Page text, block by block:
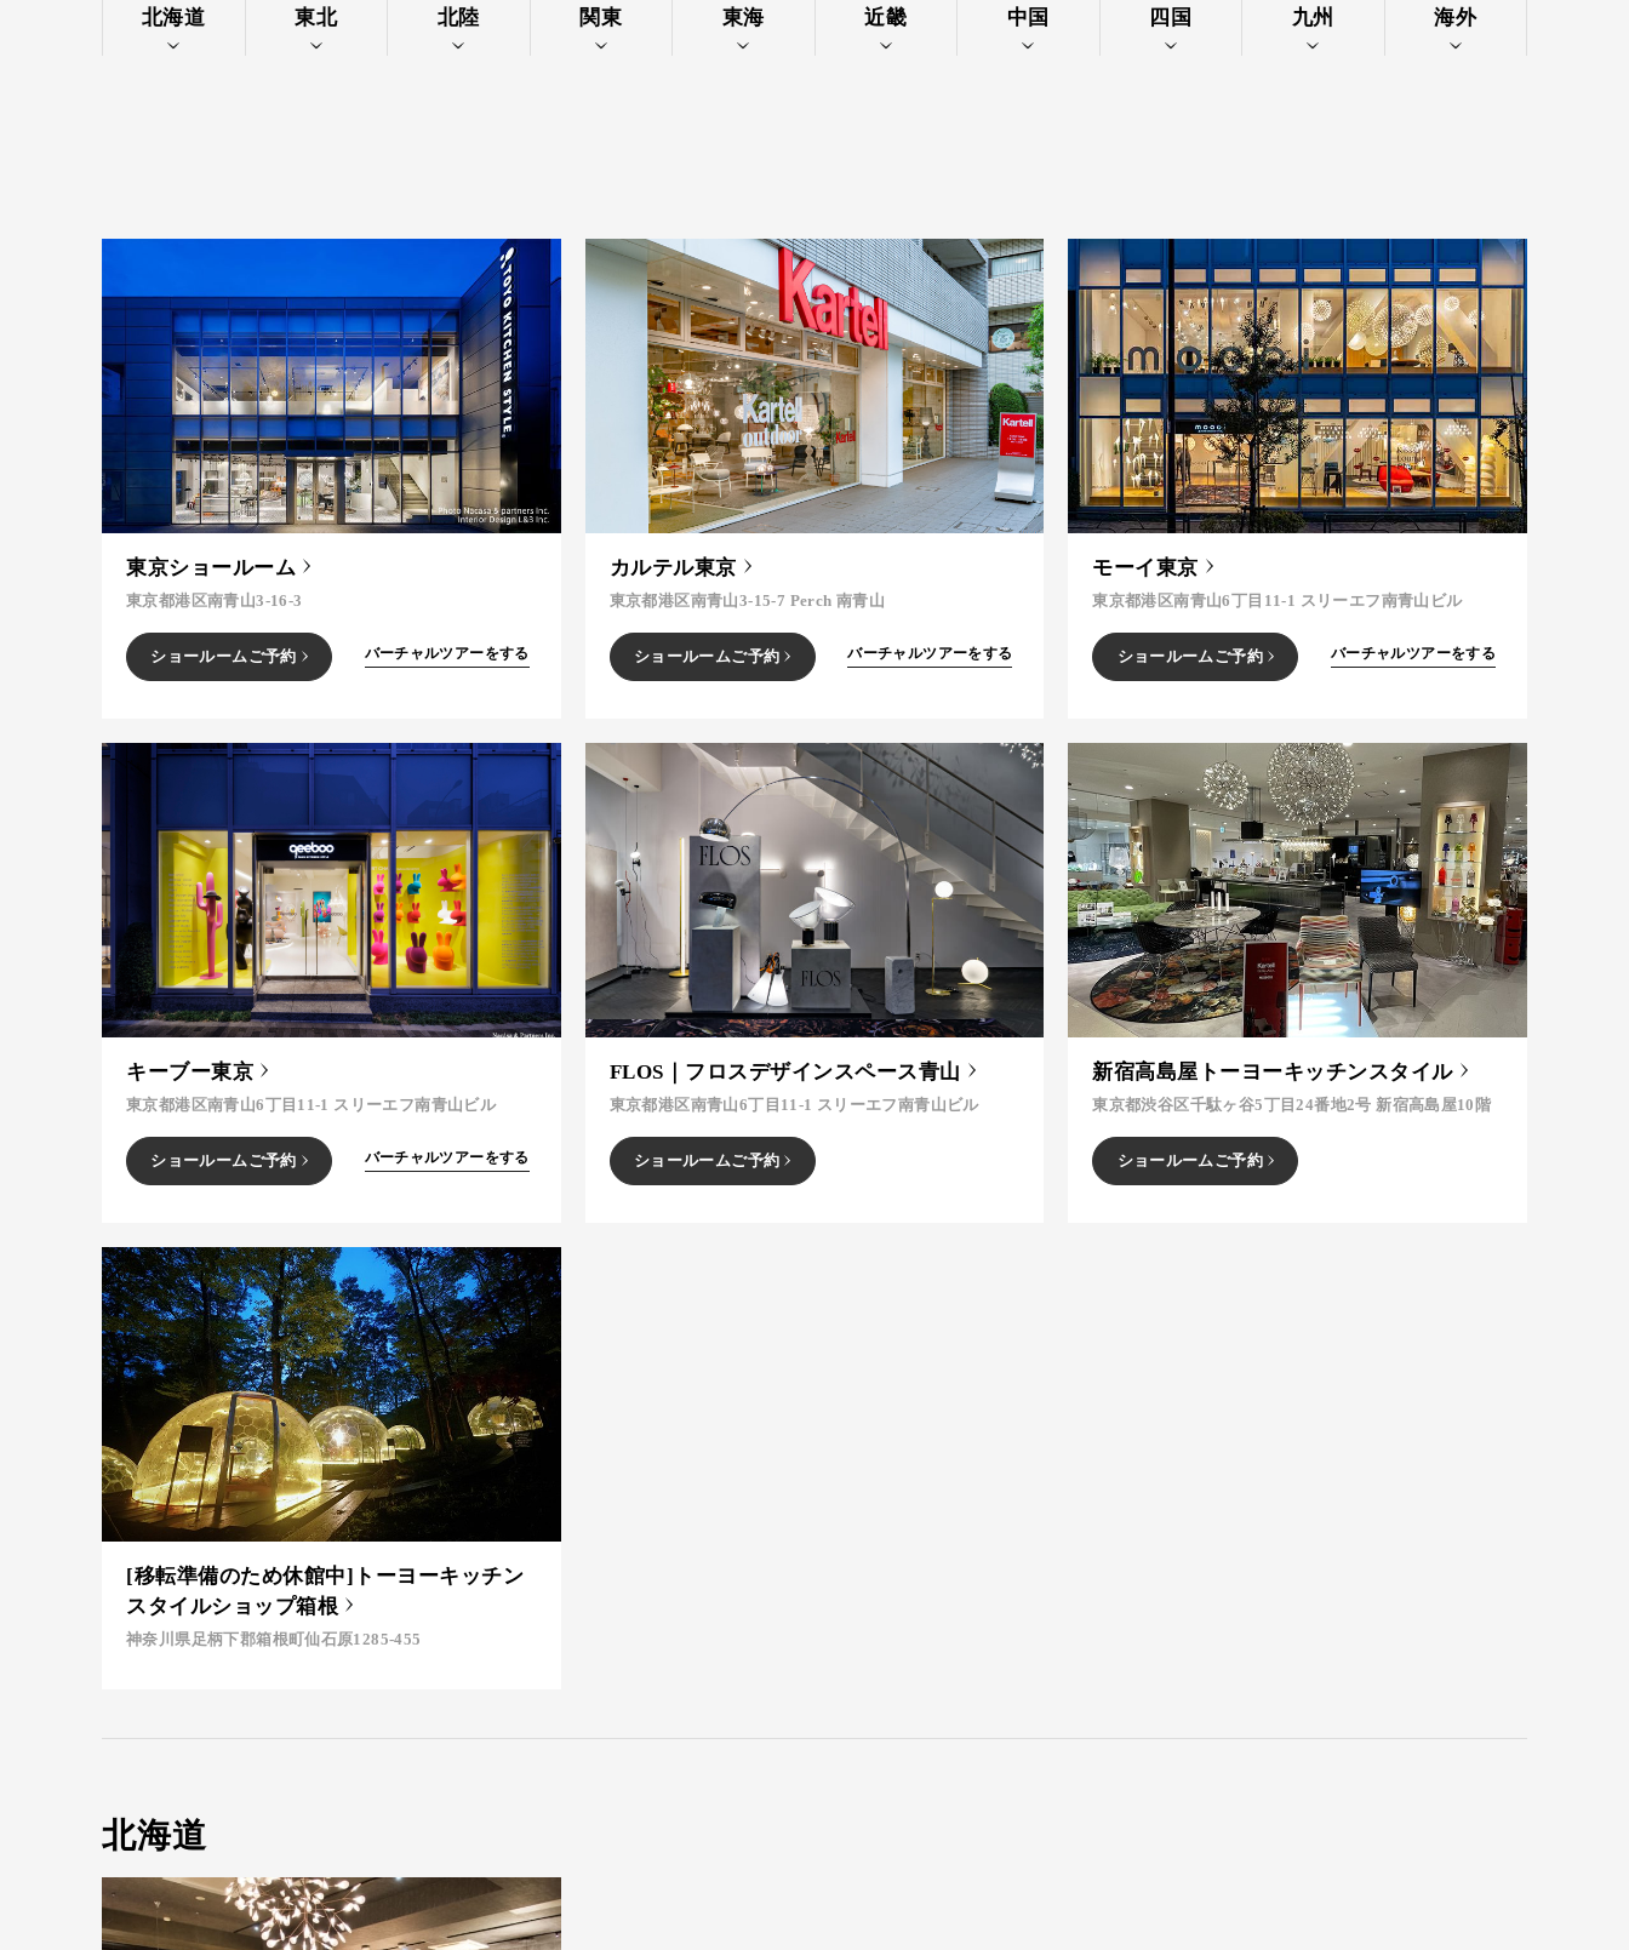
北海道 東北 北陸 関東 東海 近畿 中国 四国 九州 海外
東京ショールーム
東京都港区南青山3-16-3
ショールームご予約 バーチャルツアーをする
カルテル東京
東京都港区南青山3-15-7 Perch 南青山
ショールームご予約 バーチャルツアーをする
モーイ東京
東京都港区南青山6丁目11-1 スリーエフ南青山ビル
ショールームご予約 バーチャルツアーをする
キーブー東京
東京都港区南青山6丁目11-1 スリーエフ南青山ビル
ショールームご予約 バーチャルツアーをする
FLOS｜フロスデザインスペース青山
東京都港区南青山6丁目11-1 スリーエフ南青山ビル
ショールームご予約
新宿高島屋トーヨーキッチンスタイル
東京都渋谷区千駄ヶ谷5丁目24番地2号 新宿高島屋10階
ショールームご予約
[移転準備のため休館中]トーヨーキッチン
スタイルショップ箱根
神奈川県足柄下郡箱根町仙石原1285-455
北海道